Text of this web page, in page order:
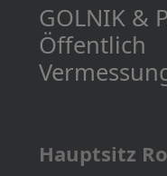
GOLNIK &
Hauptsitz